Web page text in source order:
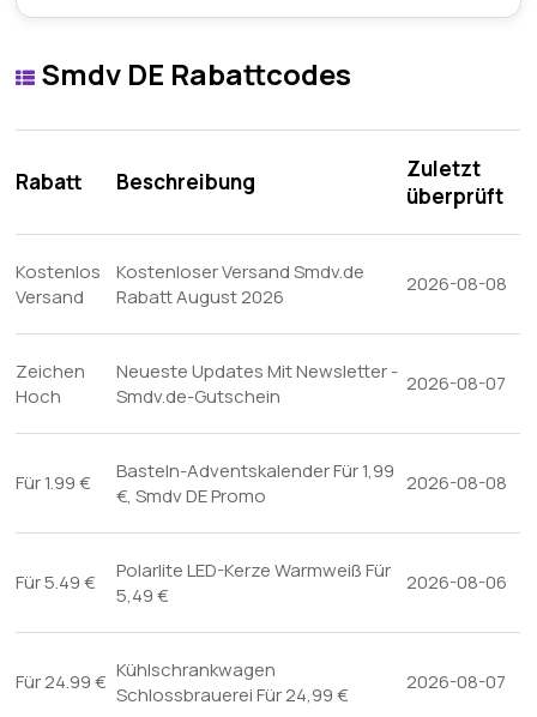
Smdv DE Rabattcodes
Rabatt Beschreibung
Zuletzt
überprüft
Kostenlos
Versand
Kostenloser Versand Smdv.de
Rabatt August 2026
2026-08-08
Zeichen
Hoch
Neueste Updates Mit Newsletter -
Smdv.de-Gutschein
2026-08-07
Für 1.99 €
Basteln-Adventskalender Für 1,99
€, Smdv DE Promo
2026-08-08
Für 5.49 €
Polarlite LED-Kerze Warmweiß Für
5,49 €
2026-08-06
Für 24.99 € Kühlschrankwagen
Schlossbrauerei Für 24,99 €
2026-08-07